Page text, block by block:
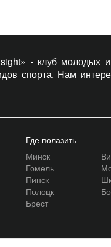
- клуб молодых
спорта. Нам
Где полазить
Минск
Гомель
Пинск
Полоцк
Брест